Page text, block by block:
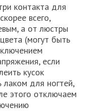
контакта для
всего,
а от люстры
(могут быть
если
кусок
лаком для ногтей,
этого отключаем